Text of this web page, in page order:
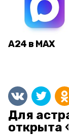
А24 в MAX
Для
открыта